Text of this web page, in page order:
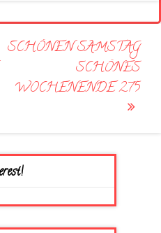
SCHÖNEN SAMSTAG
SCHÖNES
WOCHENENDE 275